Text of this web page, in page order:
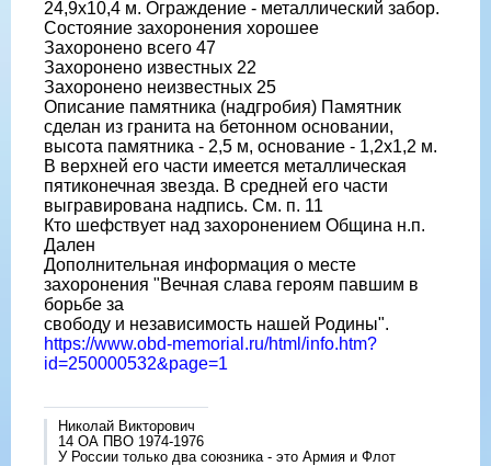
24,9х10,4 м. Ограждение - металлический забор.
Состояние захоронения хорошее
Захоронено всего 47
Захоронено известных 22
Захоронено неизвестных 25
Описание памятника (надгробия) Памятник
сделан из гранита на бетонном основании,
высота памятника - 2,5 м, основание - 1,2х1,2 м.
В верхней его части имеется металлическая
пятиконечная звезда. В средней его части
выгравирована надпись. См. п. 11
Кто шефствует над захоронением Община н.п.
Дален
Дополнительная информация о месте
захоронения "Вечная слава героям павшим в
борьбе за
свободу и независимость нашей Родины".
https://www.obd-memorial.ru/html/info.htm?
id=250000532&page=1
Николай Викторович
14 ОА ПВО 1974-1976
У России только два союзника - это Армия и Флот